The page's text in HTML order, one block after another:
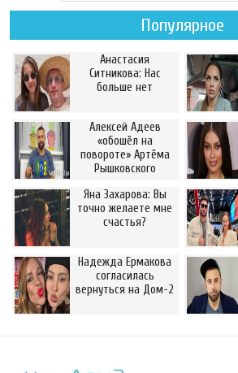
Популярное
Анастасия
Ситникова: Нас
больше нет
Алексей Адеев
«обошёл на
повороте» Артёма
Рышковского
Яна Захарова: Вы
точно желаете мне
счастья?
Надежда Ермакова
согласилась
вернуться на Дом-2